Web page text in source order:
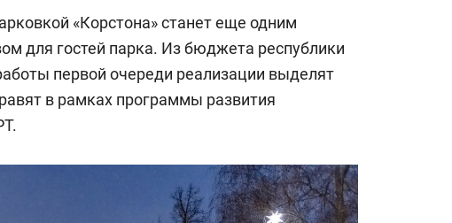
«Корстона» станет еще одним
для гостей парка. Из бюджета республики
первой очереди реализации выделят
в рамках программы развития